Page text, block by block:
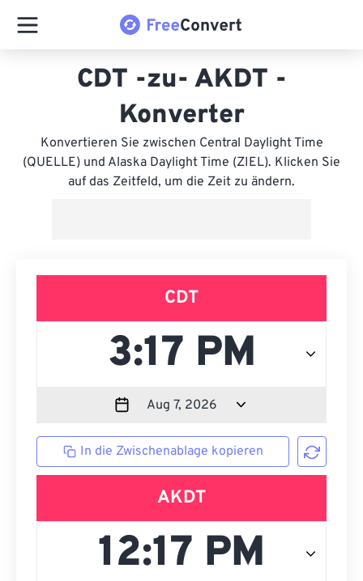
CDT -zu- AKDT -
Konverter
Konvertieren Sie zwischen Central Daylight Time
(QUELLE) und Alaska Daylight Time (ZIEL). Klicken Sie
auf das Zeitfeld, um die Zeit zu ändern.
CDT
In die Zwischenablage kopieren
AKDT